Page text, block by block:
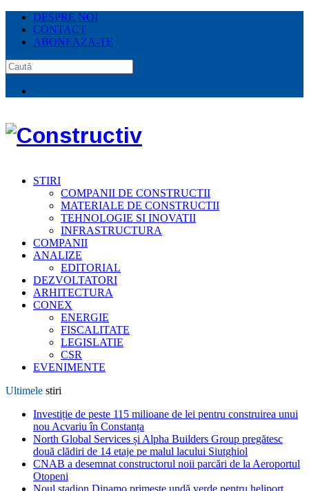
DESPRE NOI
CONTACT
ABONEAZA-TE
STIRI
COMPANII DE CONSTRUCTII
MATERIALE DE CONSTRUCTII
TEHNOLOGIE SI INOVATII
INFRASTRUCTURA
COMPANII
ANALIZE
EDITORIAL
DEZVOLTATORI
ARHITECTURA
CONEX
ENERGIE
FISCALITATE
LEGISLATIE
CSR
EVENIMENTE
Ultimele stiri
Investiție de peste 115 milioane de lei pentru construirea unui
nou Acvariu în Constanța
North Global Services și Alpha Builders Group pregătesc
două clădiri de 14 etaje pe malul lacului Siutghiol
CNAB a desemnat constructorul noii parcări de la Aeroportul
Otopeni
Noul stadion Dinamo primește undă verde pentru heliport